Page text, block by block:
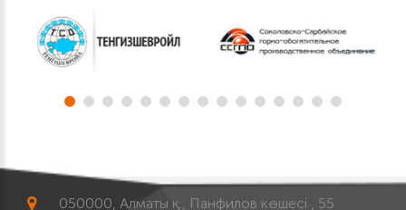
050000, Алматы қ., Панфилов көшесі , 55